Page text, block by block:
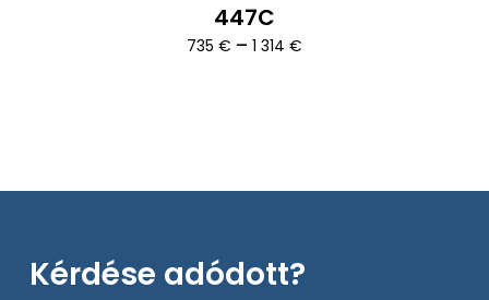
447C
735 € – 1 314 €Ártartomány:
Kérdése adódott?